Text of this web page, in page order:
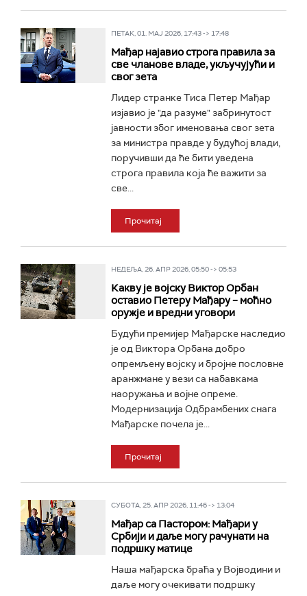
ПЕТАК, 01. МАЈ 2026, 17:43 -> 17:48
Мађар најавио строга правила за
све чланове владе, укључујући и
свог зета
Лидер странке Тиса Петер Мађар
изјавио је "да разуме" забринутост
јавности због именовања свог зета
за министра правде у будућој влади,
поручивши да ће бити уведена
строга правила која ће важити за
све...
Прочитај
НЕДЕЉА, 26. АПР 2026, 05:50 -> 05:53
Какву је војску Виктор Орбан
оставио Петеру Мађару – моћно
оружје и вредни уговори
Будући премијер Мађарске наследио
је од Виктора Орбана добро
опремљену војску и бројне пословне
аранжмане у вези са набавкама
наоружања и војне опреме.
Модернизација Одбрамбених снага
Мађарске почела је...
Прочитај
СУБОТА, 25. АПР 2026, 11:46 -> 13:04
Мађар са Пастором: Мађари у
Србији и даље могу рачунати на
подршку матице
Наша мађарска браћа у Војводини и
даље могу очекивати подршку